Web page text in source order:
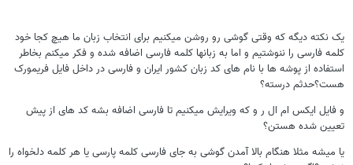
نکته دیگه که وقتی گوشی رو روشن میکنیم برای انتخاب زبان ما هیچ کجا خود
فارسی را ننوشتیم و اما به زبانها کلمه فارسی اضافه شده و فکر میکنم بخاطر
از پوشه ها با نام های کد زبان کشور ایران و فارسی در داخل فایل فریمورک
درسته؟
فایل ایکس ام ال ر و که ویرایش میکنیم تا فارسی اضافه بشه کد های از پیش
شده هستن؟
میشه مثلا هنگام بالا آمدن گوشی به جای فارسی کلمه پارسی یا هر کلمه دلخواه را